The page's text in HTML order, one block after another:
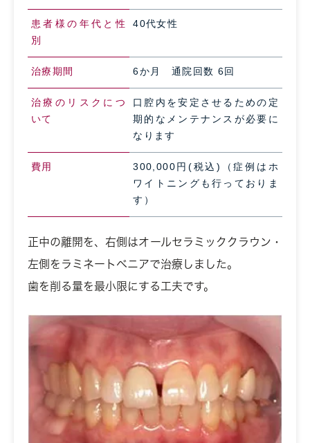
患者様の年代と性
別
40代女性
治療期間 6か月 通院回数 6回
治療のリスクにつ
いて
口腔内を安定させるための定
期的なメンテナンスが必要に
なります
費用
300,000円(税込)（症例はホ
ワイトニングも行っておりま
す）
正中の離開を、右側はオールセラミッククラウン・
左側をラミネートベニアで治療しました。
歯を削る量を最小限にする工夫です。